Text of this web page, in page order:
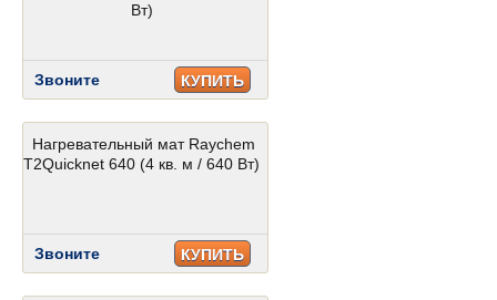
Вт)
Звоните КУПИТЬ
Нагревательный мат Raychem
T2Quicknet 640 (4 кв. м / 640 Вт)
Звоните КУПИТЬ